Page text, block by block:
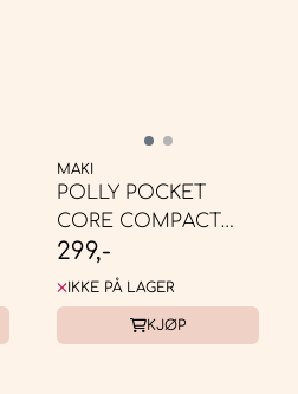
MAKI
POLLY POCKET
CORE COMPACT
WATERMELON
GUMBALL ...
299,-
IKKE PÅ LAGER
KJØP